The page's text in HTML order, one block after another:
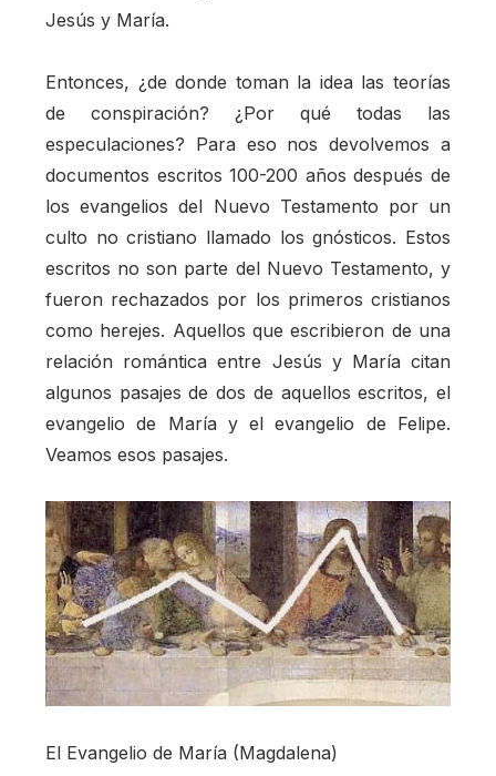
Jesús y María.
Entonces, ¿de donde toman la idea las teorías
de conspiración? ¿Por qué todas las
especulaciones? Para eso nos devolvemos a
documentos escritos 100-200 años después de
los evangelios del Nuevo Testamento por un
culto no cristiano llamado los gnósticos. Estos
escritos no son parte del Nuevo Testamento, y
fueron rechazados por los primeros cristianos
como herejes. Aquellos que escribieron de una
relación romántica entre Jesús y María citan
algunos pasajes de dos de aquellos escritos, el
evangelio de María y el evangelio de Felipe.
Veamos esos pasajes.
El Evangelio de María (Magdalena)